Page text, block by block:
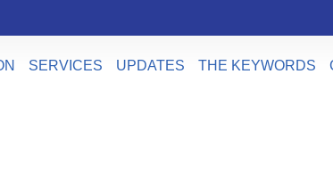
SERVICES UPDATES THE KEYWORDS